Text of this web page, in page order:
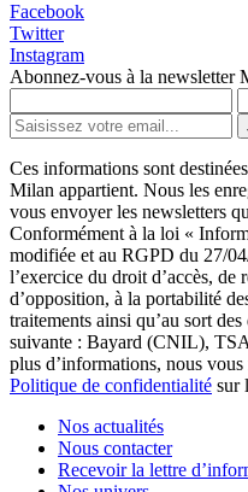
Facebook
Twitter
Instagram
Abonnez-vous à la newsletter
Ces informations sont
Milan appartient. Nous les
vous envoyer les newsletters
Conformément à la loi «
modifiée et au RGPD du 27/
l’exercice du droit d’accès, de
d’opposition, à la portabilité
traitements ainsi qu’au sort
suivante : Bayard (CNIL),
plus d’informations, nous
Politique de confidentialité sur
Nos actualités
Nous contacter
Recevoir la lettre